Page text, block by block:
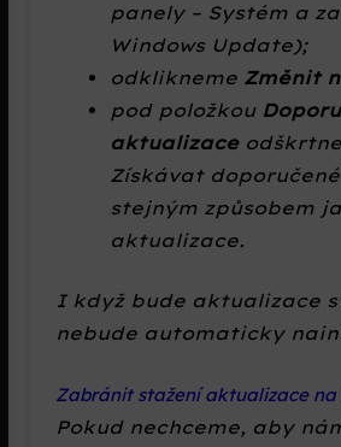
panely – Systém a
Windows Update);
odklikneme Změnit
pod položkou
aktualizace
Získávat
stejným způsobem
aktualizace.
I když bude aktualizace
nebude automaticky
Zabránit stažení aktualizace na
Pokud nechceme, aby